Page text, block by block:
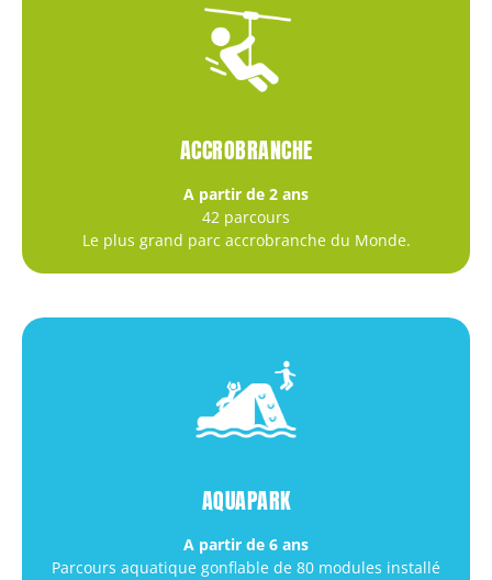
ACCROBRANCHE
A partir de 2 ans
42 parcours
Le plus grand parc accrobranche du Monde.
AQUAPARK
A partir de 6 ans
Parcours aquatique gonflable de 80 modules installé